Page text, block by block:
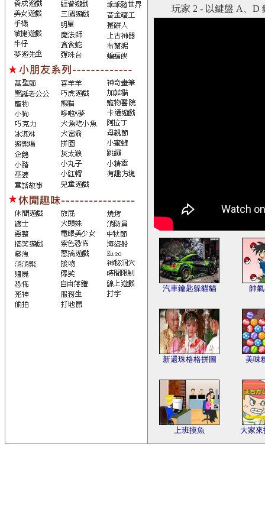
玩家 2 - 以鍵盤 A、D
汽車鑰匙躲貓貓 帥
新還珠格格拼圖 美味
上班摸魚 大家